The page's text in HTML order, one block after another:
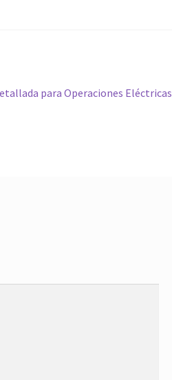
para Operaciones Eléctricas